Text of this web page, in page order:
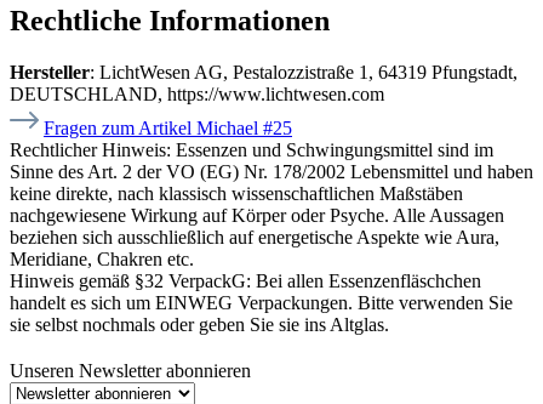
Rechtliche Informationen
Hersteller: LichtWesen AG, Pestalozzistraße 1, 64319 Pfungstadt,
DEUTSCHLAND, https://www.lichtwesen.com
Fragen zum Artikel Michael #25
Rechtlicher Hinweis: Essenzen und Schwingungsmittel sind im
Sinne des Art. 2 der VO (EG) Nr. 178/2002 Lebensmittel und haben
keine direkte, nach klassisch wissenschaftlichen Maßstäben
nachgewiesene Wirkung auf Körper oder Psyche. Alle Aussagen
beziehen sich ausschließlich auf energetische Aspekte wie Aura,
Meridiane, Chakren etc.
Hinweis gemäß §32 VerpackG: Bei allen Essenzenfläschchen
handelt es sich um EINWEG Verpackungen. Bitte verwenden Sie
sie selbst nochmals oder geben Sie sie ins Altglas.
Unseren Newsletter abonnieren